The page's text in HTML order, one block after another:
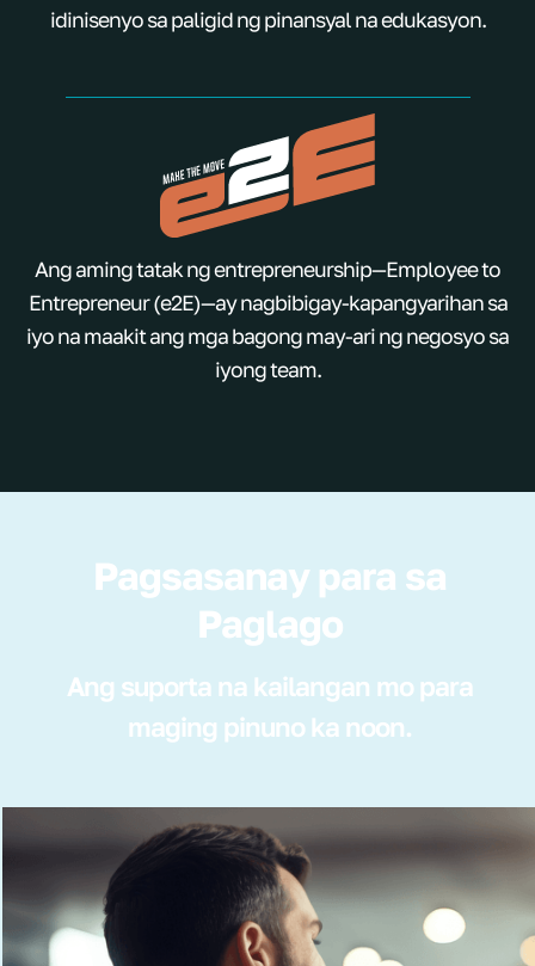
idinisenyo sa paligid ng pinansyal na edukasyon.
Ang aming tatak ng entrepreneurship—Employee to
Entrepreneur (e2E)—ay nagbibigay-kapangyarihan sa
iyo na maakit ang mga bagong may-ari ng negosyo sa
iyong team.
Pagsasanay para sa
Paglago
Ang suporta na kailangan mo para
maging pinuno ka noon.